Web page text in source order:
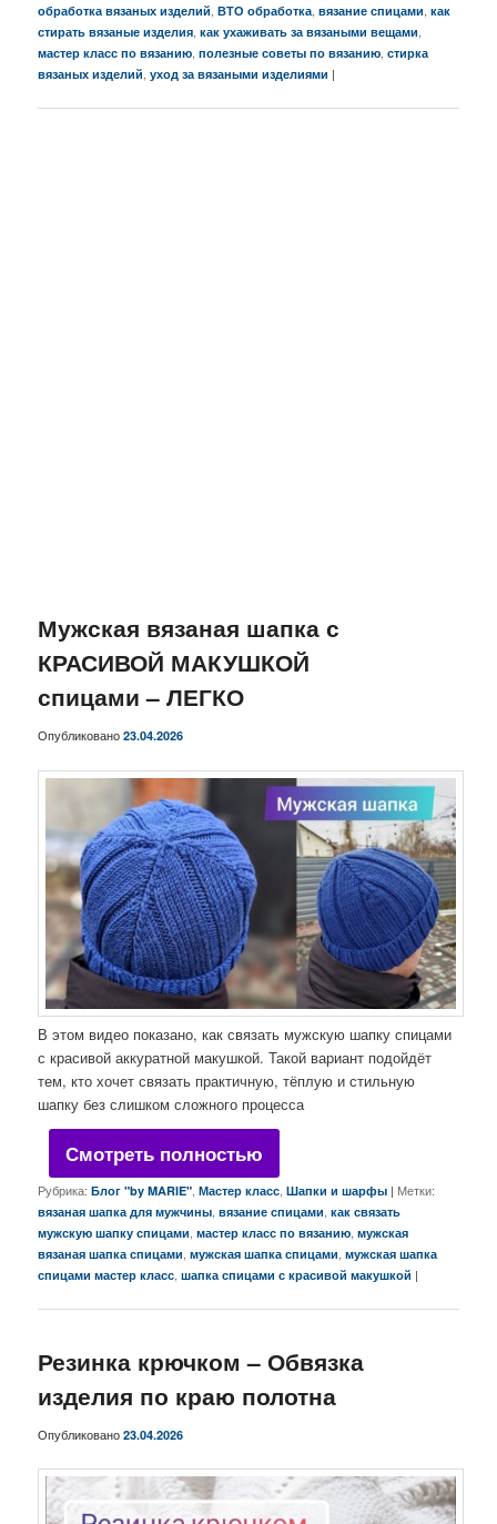
обработка вязаных изделий ,ВТО обработка ,вязание спицами ,как
стирать вязаные изделия ,как ухаживать за вязаными вещами
мастер класс по вязанию ,полезные советы по вязанию ,стирка
вязаных изделий ,уход за вязаными изделиями |
Мужская вязаная шапка с
КРАСИВОЙ МАКУШКОЙ
спицами – ЛЕГКО
Опубликовано23.04.2026
В этом видео показано, как связать мужскую шапку спицами
с красивой аккуратной макушкой. Такой вариант подойдёт
тем, кто хочет связать практичную, тёплую и стильную
шапку без слишком сложного процесса
Смотреть полностью
Рубрика: Блог "by MARIE" ,Мастер класс ,Шапки и шарфы | Метки:
вязаная шапка для мужчины ,вязание спицами ,как связать
мужскую шапку спицами ,мастер класс по вязанию ,мужская
вязаная шапка спицами ,мужская шапка спицами ,мужская шапка
спицами мастер класс ,шапка спицами с красивой макушкой |
Резинка крючком – Обвязка
изделия по краю полотна
Опубликовано23.04.2026